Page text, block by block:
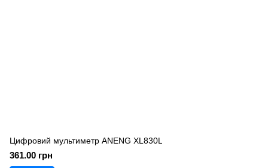
Цифровий мультиметр ANENG XL830L
361.00 грн